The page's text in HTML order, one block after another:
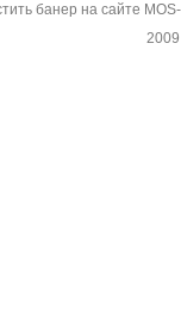
банер на сайте